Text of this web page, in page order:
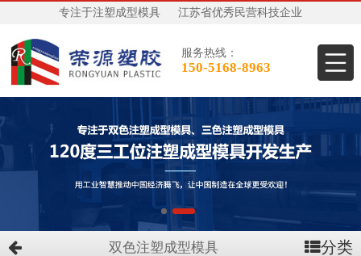
专注于注塑成型模具 江苏省优秀民营科技企业
服务热线：
150-5168-8963
双色注塑成型模具 分类